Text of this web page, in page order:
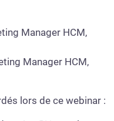
Manager HCM,
Manager HCM,
lors de ce webinar :